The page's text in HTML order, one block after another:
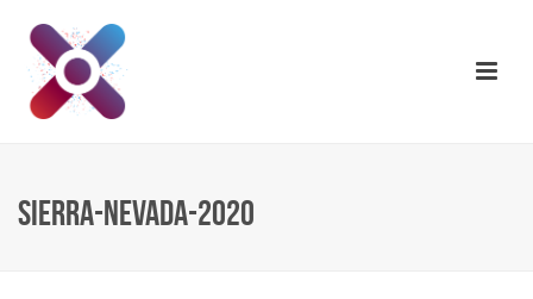
SIERRA-NEVADA-2020